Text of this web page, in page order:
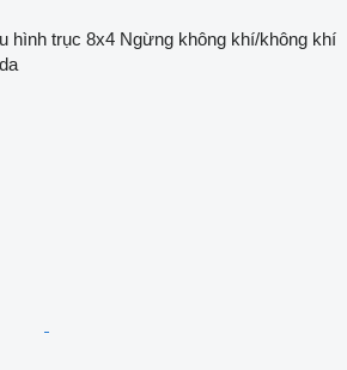
hình trục 8x4 Ngừng không khí/không khí